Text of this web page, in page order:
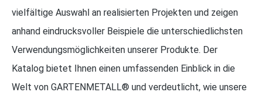
vielfältige Auswahl an realisierten Projekten und zeigen
anhand eindrucksvoller Beispiele die unterschiedlichsten
Verwendungsmöglichkeiten unserer Produkte. Der
Katalog bietet Ihnen einen umfassenden Einblick in die
Welt von GARTENMETALL® und verdeutlicht, wie unsere